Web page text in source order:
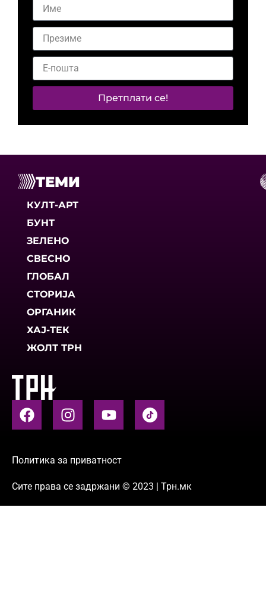
Претплати се!
ТЕМИ
КУЛТ-АРТ
БУНТ
ЗЕЛЕНО
СВЕСНО
ГЛОБАЛ
СТОРИЈА
ОРГАНИК
ХАЈ-ТЕК
ЖОЛТ ТРН
Политика за приватност
Сите права се задржани © 2023 | Трн.мк